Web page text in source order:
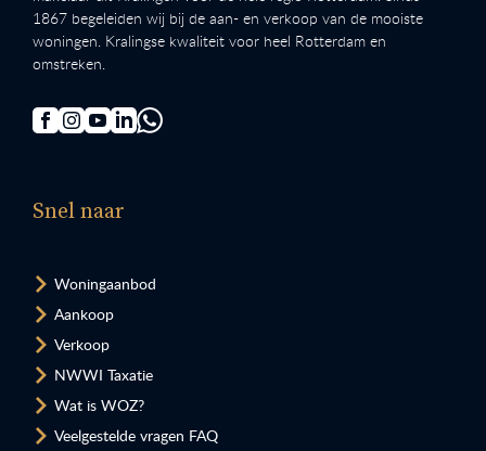
1867 begeleiden wij bij de aan- en verkoop van de mooiste
woningen. Kralingse kwaliteit voor heel Rotterdam en
omstreken.
Snel naar
Woningaanbod
Aankoop
Verkoop
NWWI Taxatie
Wat is WOZ?
Veelgestelde vragen FAQ